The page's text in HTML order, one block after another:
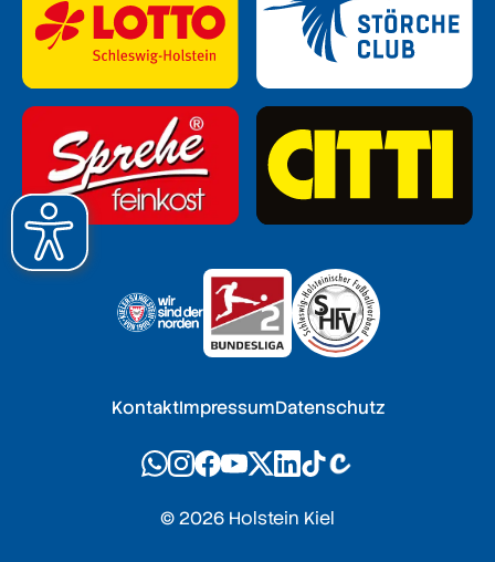
© 2026 Holstein Kiel
KontaktImpressumDatenschutz